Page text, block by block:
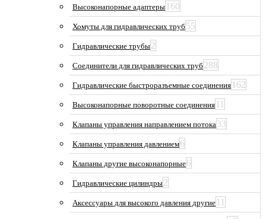
Высоконапорные адаптеры 160
Хомуты для гидравлических труб 55
Гидравлические трубы2
Соединители для гидравлических труб 288
Гидравлические быстроразъемные соединения 162
Высоконапорные поворотные соединения 11
Клапаны управления направлением потока33
Клапаны управления давлением6
Клапаны другие высоконапорные6
Гидравлические цилиндры2
Аксессуары для высокого давления другие 11